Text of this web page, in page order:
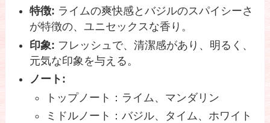
特徴: ライムの爽快感とバジルのスパイシーさ
が特徴の、ユニセックスな香り。
印象: フレッシュで、清潔感があり、明るく、
元気な印象を与える。
ノート:
トップノート：ライム、マンダリン
ミドルノート：バジル、タイム、ホワイト